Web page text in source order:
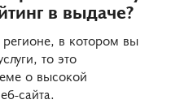
в выдаче?
в котором вы
то это
о высокой
сайта.